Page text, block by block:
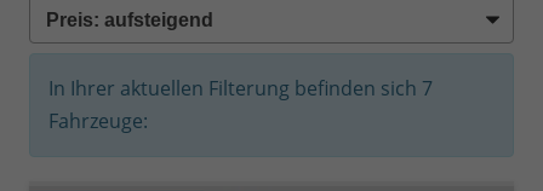
In Ihrer aktuellen Filterung befinden sich 7
Fahrzeuge: